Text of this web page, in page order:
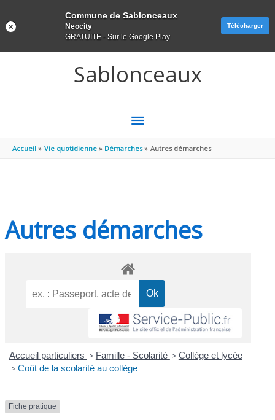
Sablonceaux
MENU
PRINCIPAL
Accueil Vie quotidienne Démarches Autres démarches
Autres démarches
Accueil particuliers > Famille - Scolarité > Collège et lycée
> Coût de la scolarité au collège
Fiche pratique
Commune de Sablonceaux
Neocity
GRATUITE - Sur le Google Play
Télécharger